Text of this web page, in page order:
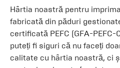
Hârtia noastră pentru
fabricată din păduri
certificată PEFC (GFA-
puteți fi siguri că nu faceți
calitate cu hârtia noastră, ci